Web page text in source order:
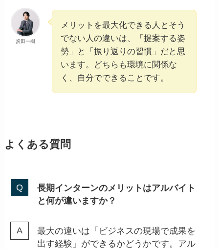
炭田一樹
メリットを最大化できる人とそう
でない人の違いは、「提案する姿
勢」と「振り返りの習慣」だと思
います。どちらも環境に関係な
く、自分でできることです。
よくある質問
長期インターンのメリットはアルバイト
と何が違いますか？
最大の違いは「ビジネスの現場で成果を
出す経験」ができるかどうかです。アル